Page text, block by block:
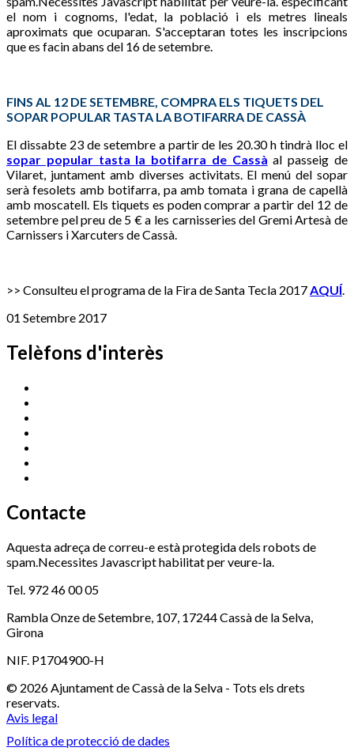
el nom i cognoms, l'edat, la població i els metres lineals
aproximats que ocuparan. S'acceptaran totes les inscripcions
que es facin abans del 16 de setembre.
FINS AL 12 DE SETEMBRE, COMPRA ELS TIQUETS DEL
SOPAR POPULAR TASTA LA BOTIFARRA DE CASSÀ
El dissabte 23 de setembre a partir de les 20.30 h tindrà lloc el
sopar popular tasta la botifarra de Cassà al passeig de
Vilaret, juntament amb diverses activitats. El menú del sopar
serà fesolets amb botifarra, pa amb tomata i grana de capellà
amb moscatell. Els tiquets es poden comprar a partir del 12 de
setembre pel preu de 5 € a les carnisseries del Gremi Artesà de
Carnissers i Xarcuters de Cassà.
>> Consulteu el programa de la Fira de Santa Tecla 2017AQUÍ.
01 Setembre 2017
Telèfons d'interès
Contacte
Aquesta adreça de correu-e està protegida dels robots de
spam.Necessites Javascript habilitat per veure-la.
Tel. 972 46 00 05
Rambla Onze de Setembre, 107, 17244 Cassà de la Selva,
Girona
NIF. P1704900-H
© 2026 Ajuntament de Cassà de la Selva - Tots els drets
reservats.
Avis legal
Política de protecció de dades